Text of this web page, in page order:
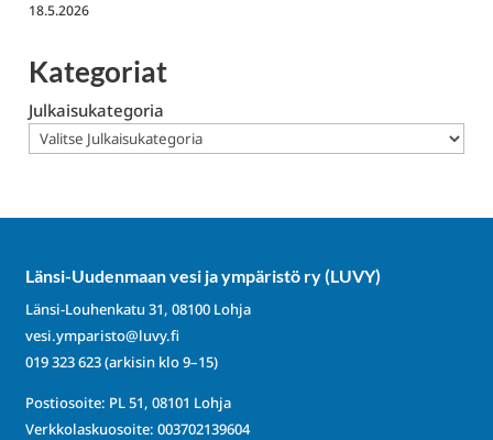
18.5.2026
Kategoriat
Julkaisukategoria
Länsi-Uudenmaan vesi ja ympäristö ry (LUVY)
Länsi-Louhenkatu 31, 08100 Lohja
vesi.ymparisto@luvy.fi
019 323 623(arkisin klo 9–15)
Postiosoite: PL 51, 08101 Lohja
Verkkolaskuosoite: 003702139604